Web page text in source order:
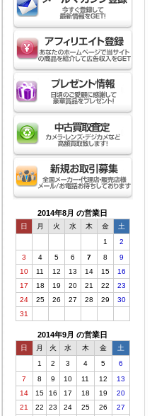
2014年8月 の営業日
日 月 火 水 木 金
土
1
2
3
4 5 6 7 8
9
10
11 12 13 14 15
16
17
18 19 20 21 22
23
24
25 26 27 28 29
30
31
2014年9月 の営業日
日 月 火 水 木 金
土
1
2 3 4 5
6
7
8 9 10 11 12
13
14
15 16 17 18 19
20
21
22 23 24 25 26 27